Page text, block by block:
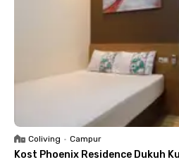
Coliving • Campur
Kost Phoenix Residence Dukuh